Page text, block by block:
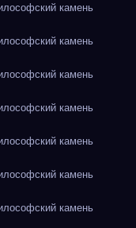
камень
камень
камень
камень
камень
камень
камень